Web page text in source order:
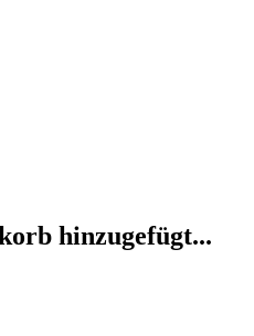
hinzugefügt...